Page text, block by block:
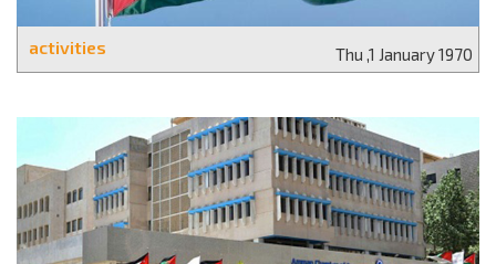
activities Thu ,1 January 1970